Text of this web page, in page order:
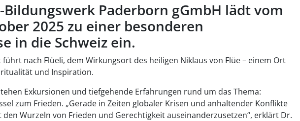
Bildungswerk Paderborn gGmbH lädt vom
2025 zu einer besonderen
in die Schweiz ein.
führt nach Flüeli, dem Wirkungsort des heiligen Niklaus von Flüe – einem Ort
und Inspiration.
Exkursionen und tiefgehende Erfahrungen rund um das Thema:
zum Frieden. „Gerade in Zeiten globaler Krisen und anhaltender Konflikte
den Wurzeln von Frieden und Gerechtigkeit auseinanderzusetzen“, erklärt Dr.